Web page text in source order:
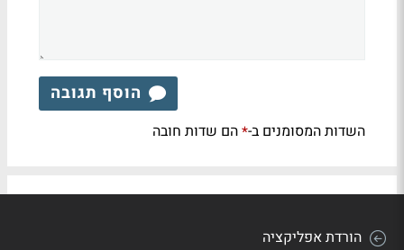
הוסף תגובה
השדות המסומנים ב-*הם שדות חובה
הורדת אפליקציה